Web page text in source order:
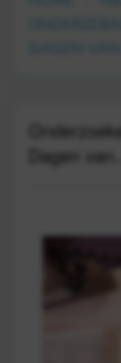
Dagen van...